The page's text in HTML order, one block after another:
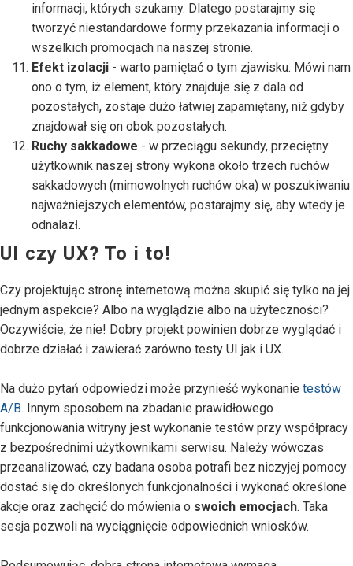
informacji, których szukamy. Dlatego postarajmy się
tworzyć niestandardowe formy przekazania informacji o
wszelkich promocjach na naszej stronie.
Efekt izolacji - warto pamiętać o tym zjawisku. Mówi nam
ono o tym, iż element, który znajduje się z dala od
pozostałych, zostaje dużo łatwiej zapamiętany, niż gdyby
znajdował się on obok pozostałych.
Ruchy sakkadowe - w przeciągu sekundy, przeciętny
użytkownik naszej strony wykona około trzech ruchów
sakkadowych (mimowolnych ruchów oka) w poszukiwaniu
najważniejszych elementów, postarajmy się, aby wtedy je
odnalazł.
UI czy UX? To i to!
Czy projektując stronę internetową można skupić się tylko na jej
jednym aspekcie? Albo na wyglądzie albo na użyteczności?
Oczywiście, że nie! Dobry projekt powinien dobrze wyglądać i
dobrze działać i zawierać zarówno testy UI jak i UX.
Na dużo pytań odpowiedzi może przynieść wykonanie testów
A/B. Innym sposobem na zbadanie prawidłowego
funkcjonowania witryny jest wykonanie testów przy współpracy
z bezpośrednimi użytkownikami serwisu. Należy wówczas
przeanalizować, czy badana osoba potrafi bez niczyjej pomocy
dostać się do określonych funkcjonalności i wykonać określone
akcje oraz zachęcić do mówienia o swoich emocjach. Taka
sesja pozwoli na wyciągnięcie odpowiednich wniosków.